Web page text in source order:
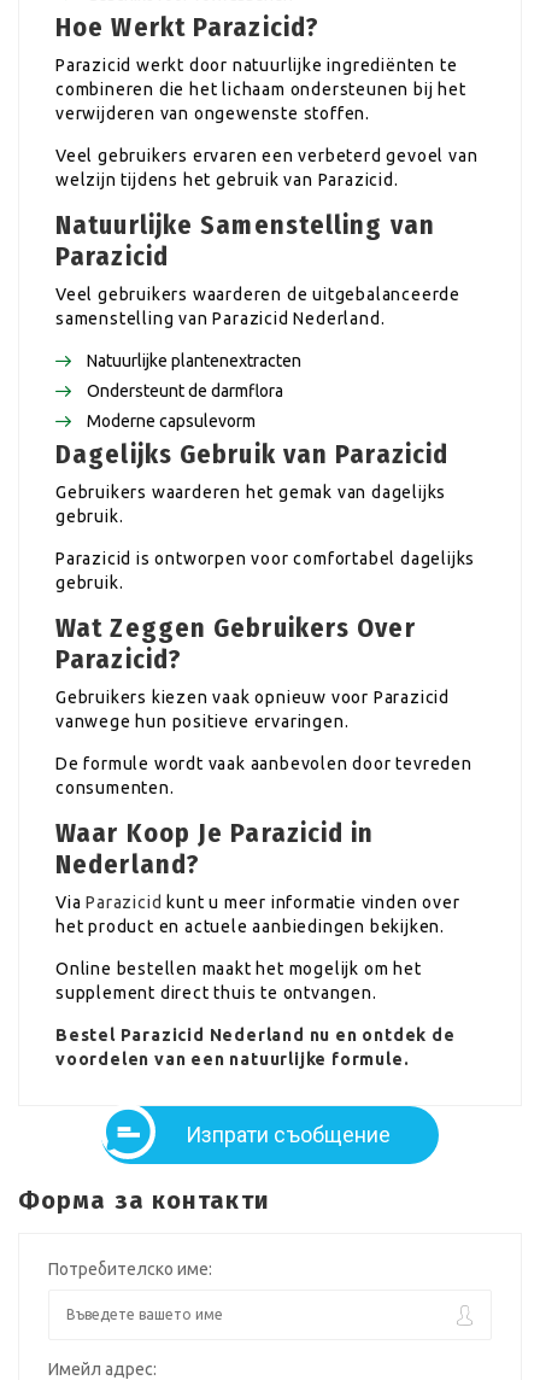
Hoe Werkt Parazicid?
Parazicid werkt door natuurlijke ingrediënten te
combineren die het lichaam ondersteunen bij het
verwijderen van ongewenste stoffen.
Veel gebruikers ervaren een verbeterd gevoel van
welzijn tijdens het gebruik van Parazicid.
Natuurlijke Samenstelling van
Parazicid
Veel gebruikers waarderen de uitgebalanceerde
samenstelling van Parazicid Nederland.
Natuurlijke plantenextracten
Ondersteunt de darmflora
Moderne capsulevorm
Dagelijks Gebruik van Parazicid
Gebruikers waarderen het gemak van dagelijks
gebruik.
Parazicid is ontworpen voor comfortabel dagelijks
gebruik.
Wat Zeggen Gebruikers Over
Parazicid?
Gebruikers kiezen vaak opnieuw voor Parazicid
vanwege hun positieve ervaringen.
De formule wordt vaak aanbevolen door tevreden
consumenten.
Waar Koop Je Parazicid in
Nederland?
ViaParazicid kunt u meer informatie vinden over
het product en actuele aanbiedingen bekijken.
Online bestellen maakt het mogelijk om het
supplement direct thuis te ontvangen.
Bestel Parazicid Nederland nu en ontdek de
voordelen van een natuurlijke formule.
Изпрати съобщение
Форма за контакти
Потребителско име:
Имейл адрес: